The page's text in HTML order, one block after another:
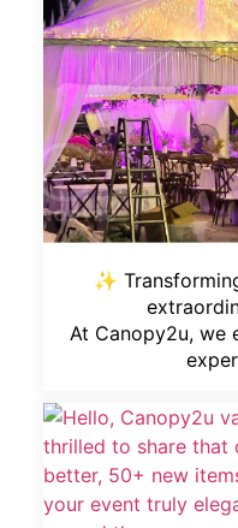
✨
At Canopy2u, we